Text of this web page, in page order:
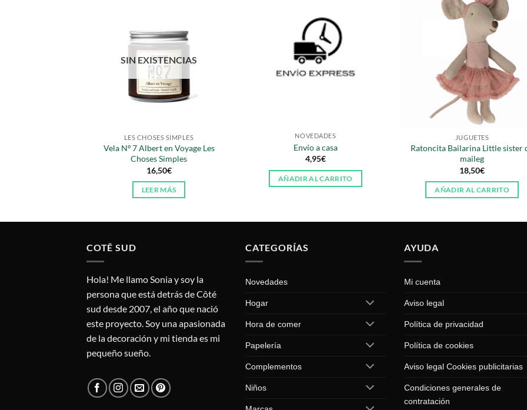
SIN EXISTENCIAS
LES CHOSES SIMPLES
Vela Nº 7 Albert en Voyage Les
Choses Simples
16,50€
LEER MÁS
NOVEDADES
Envío a casa
4,95€
AÑADIR AL CARRITO
JUGUETES
Ratoncita Bailarina Little sister
maileg
18,50€
AÑADIR AL CARRITO
COTÊ SUD
Hola! Me llamo Sonia y soy la
persona que está detrás de Côté
sud desde 2007, el año que nació
este proyecto. Soy una apasionada
de la decoración y mi tienda es mi
pequeño sueño.
CATEGORÍAS
Novedades
Hogar
Hora de comer
Papelería
Complementos
Niños
AYUDA
Mi cuenta
Aviso legal
Política de privacidad
Política de cookies
Aviso legal Cookies publicitarias
Condiciones generales de
contratación